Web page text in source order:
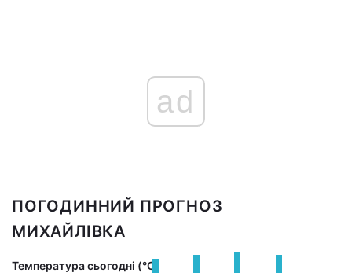
ad
ПОГОДИННИЙ ПРОГНОЗ
МИХАЙЛІВКА
Температура сьогодні (°С)